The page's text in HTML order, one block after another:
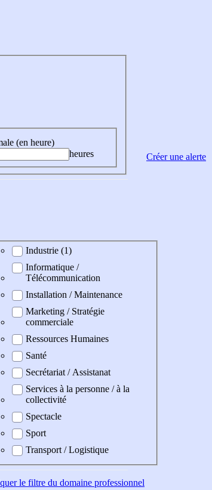
(en heure)
heures
Industrie (1)
Informatique /
Télécommunication
Installation / Maintenance
Marketing / Stratégie
commerciale
Ressources Humaines
Santé
Secrétariat / Assistanat
Services à la personne / à la
collectivité
Spectacle
Sport
Transport / Logistique
le filtre du domaine professionnel
Créer une alerte